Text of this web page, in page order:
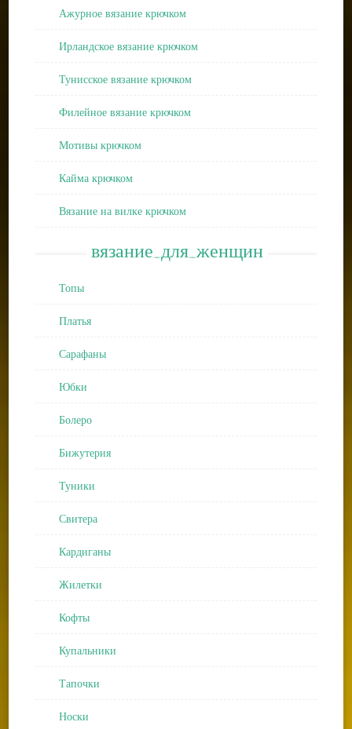
Ажурное вязание крючком
Ирландское вязание крючком
Тунисское вязание крючком
Филейное вязание крючком
Мотивы крючком
Кайма крючком
Вязание на вилке крючком
вязание_для_женщин
Топы
Платья
Сарафаны
Юбки
Болеро
Бижутерия
Туники
Свитера
Кардиганы
Жилетки
Кофты
Купальники
Тапочки
Носки